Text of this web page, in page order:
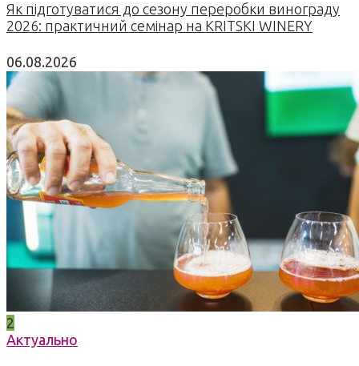
Як підготуватися до сезону переробки винограду
2026: практичний семінар на KRITSKI WINERY
06.08.2026
2
Актуально